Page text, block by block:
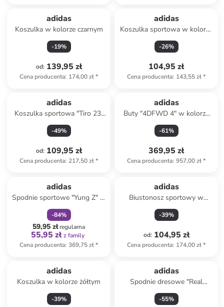
adidas
Koszulka w kolorze czarnym
-19%
od: 139,95 zł
Cena producenta: 174,00 zł*
adidas
Koszulka sportowa w kolorze
jasnoróżowym
-26%
104,95 zł
Cena producenta: 143,55 zł*
adidas
Koszulka sportowa "Tiro 23"
w kolorze czerwonym
-49%
od: 109,95 zł
Cena producenta: 217,50 zł*
adidas
Buty "4DFWD 4" w kolorze
czarnym do biegania
-61%
369,95 zł
Cena producenta: 957,00 zł*
adidas
Spodnie sportowe "Yung Z" w
kolorze czarnym
-84%
59,95 złregularna
55,95 zł z family
Cena producenta: 369,75 zł*
adidas
Biustonosz sportowy w
kolorze żółtym
-39%
od: 104,95 zł
Cena producenta: 174,00 zł*
adidas
Koszulka w kolorze żółtym
-39%
adidas
Spodnie dresowe "Real
Madrid 99/00" w kolorze
granatowym
-55%